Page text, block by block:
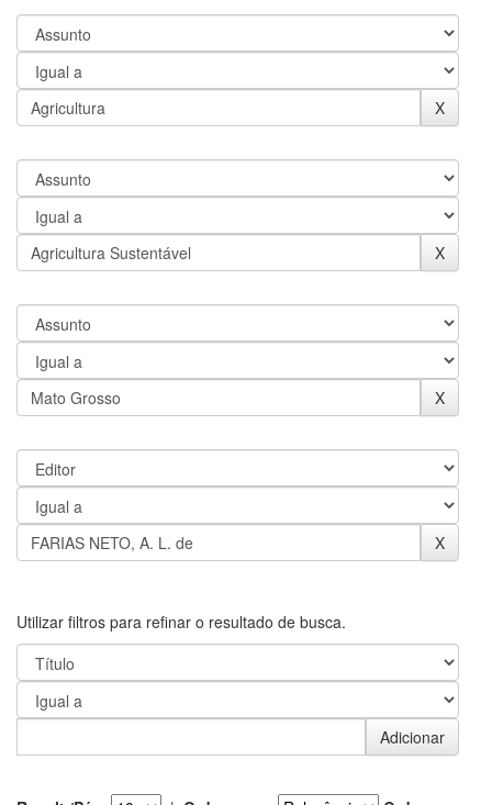
Utilizar filtros para refinar o resultado de busca.